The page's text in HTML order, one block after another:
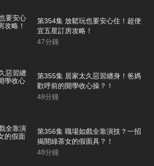
第354集 放鬆玩也要安心住！超便
宜五星訂房攻略！
47分鐘
第355集 居家太久惡習纏身！爸媽
歡呼前的開學收心操？！
48分鐘
第356集 職場如戲全靠演技？一招
揭開綠茶女的假面具？！
48分鐘